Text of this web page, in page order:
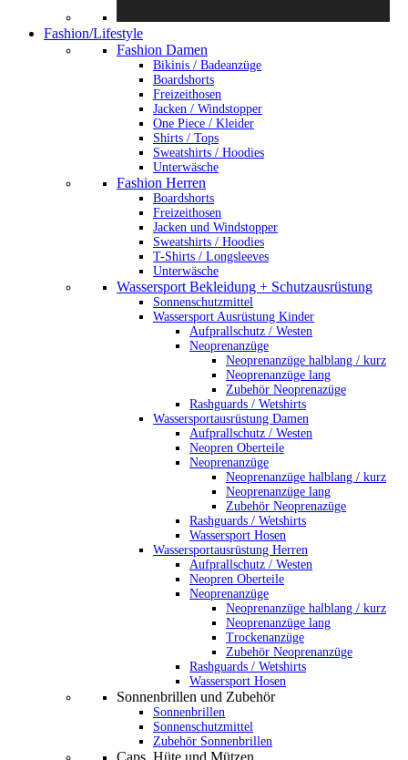
Fashion/Lifestyle
Fashion Damen
Bikinis / Badeanzüge
Boardshorts
Freizeithosen
Jacken / Windstopper
One Piece / Kleider
Shirts / Tops
Sweatshirts / Hoodies
Unterwäsche
Fashion Herren
Boardshorts
Freizeithosen
Jacken und Windstopper
Sweatshirts / Hoodies
T-Shirts / Longsleeves
Unterwäsche
Wassersport Bekleidung + Schutzausrüstung
Sonnenschutzmittel
Wassersport Ausrüstung Kinder
Aufprallschutz / Westen
Neoprenanzüge
Neoprenanzüge halblang / kurz
Neoprenanzüge lang
Zubehör Neoprenazüge
Rashguards / Wetshirts
Wassersportausrüstung Damen
Aufprallschutz / Westen
Neopren Oberteile
Neoprenanzüge
Neoprenanzüge halblang / kurz
Neoprenanzüge lang
Zubehör Neoprenazüge
Rashguards / Wetshirts
Wassersport Hosen
Wassersportausrüstung Herren
Aufprallschutz / Westen
Neopren Oberteile
Neoprenanzüge
Neoprenanzüge halblang / kurz
Neoprenanzüge lang
Trockenanzüge
Zubehör Neoprenanzüge
Rashguards / Wetshirts
Wassersport Hosen
Sonnenbrillen und Zubehör
Sonnenbrillen
Sonnenschutzmittel
Zubehör Sonnenbrillen
Caps, Hüte und Mützen